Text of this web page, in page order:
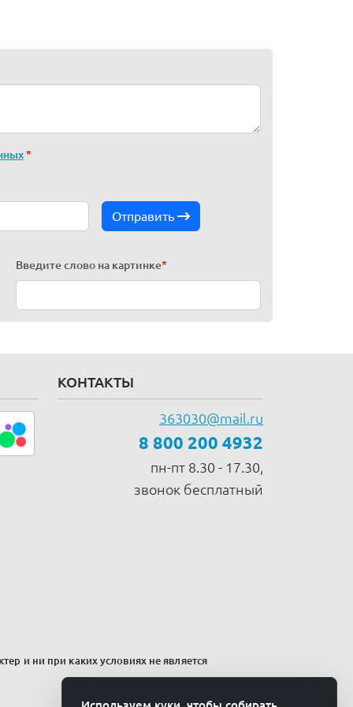
*
Отправить
Введите слово на картинке*
КОНТАКТЫ
363030@mail.ru
8 800 200 4932
пн-пт 8.30 - 17.30,
звонок бесплатный
и ни при каких условиях не является